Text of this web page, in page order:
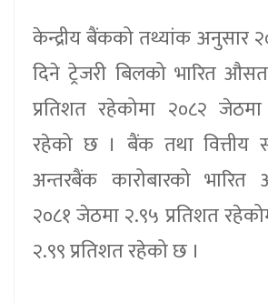
केन्द्रीय बैंकको तथ्यांक अनुसार
दिने ट्रेजरी बिलको भारित
प्रतिशत रहेकोमा २०८२
रहेको छ । बैंक तथा वित्तीय
अन्तरबैंक कारोबारको
२०८१ जेठमा २.९५ प्रतिशत
२.९९ प्रतिशत रहेको छ ।